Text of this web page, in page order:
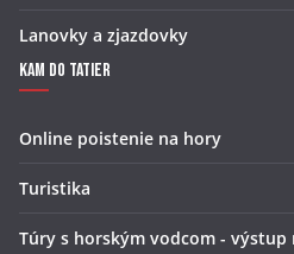
Lanovky a zjazdovky
Kam do Tatier
Online poistenie na hory
Turistika
Túry s horským vodcom - výstup